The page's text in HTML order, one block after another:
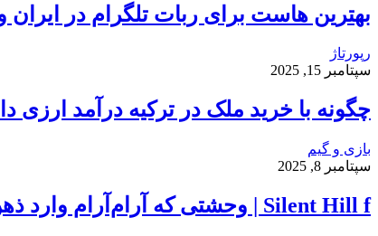
بهترین هاست برای ربات تلگرام در ایران و
رپورتاژ
سپتامبر 15, 2025
چگونه با خرید ملک در ترکیه درآمد ارزی
بازی و گیم
سپتامبر 8, 2025
Silent Hill f | وحشتی که آرام‌آرام وارد ذهن شما می‌شود…